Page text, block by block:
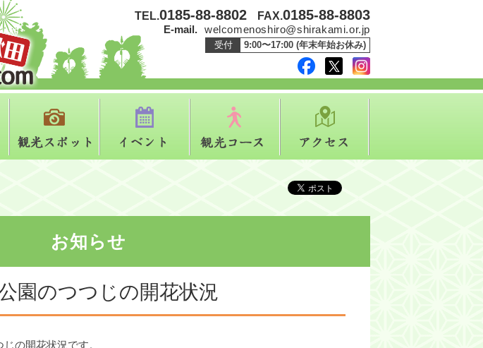
TEL.0185-88-8802 FAX.0185-88-8803
E-mail. welcomenoshiro@shirakami.or.jp
受付 9:00〜17:00 (年末年始お休み)
facebooktwitter
観光スポット 観光コース
お知らせ
園のつつじの開花状況
の開花状況です。